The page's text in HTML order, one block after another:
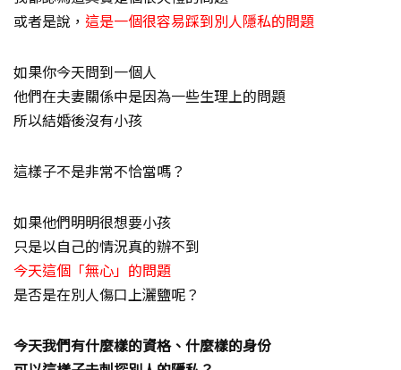
或者是說， 這是一個很容易踩到別人隱私的問題
如果你今天問到一個人
他們在夫妻關係中是因為一些生理上的問題
所以結婚後沒有小孩
這樣子不是非常不恰當嗎？
如果他們明明很想要小孩
只是以自己的情況真的辦不到
今天這個「無心」的問題
是否是在別人傷口上灑鹽呢？
今天我們有什麼樣的資格、什麼樣的身份